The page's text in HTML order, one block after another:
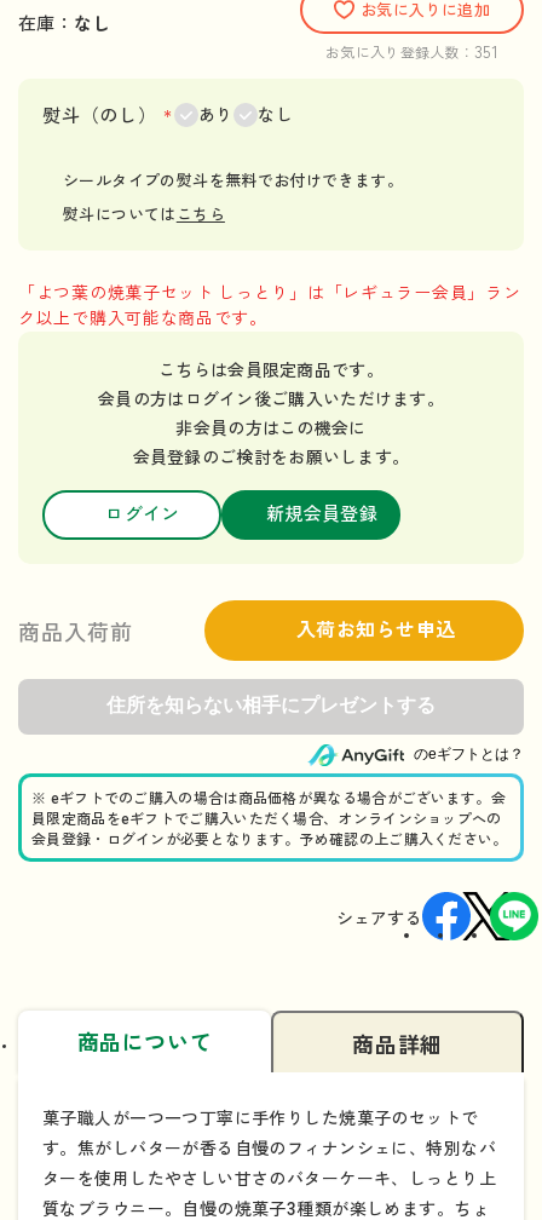
在庫： なし
お気に入りに追加
お気に入り登録人数： 351
熨斗（のし） ＊ あり なし
シールタイプの熨斗を無料でお付けできます。
熨斗については こちら
「よつ葉の焼菓子セット しっとり」は「レギュラー会員」ラン
ク以上で購入可能な商品です。
こちらは会員限定商品です。
会員の方はログイン後ご購入いただけます。
非会員の方はこの機会に
会員登録のご検討をお願いします。
ログイン 新規会員登録
商品入荷前 入荷お知らせ申込
のeギフトとは？
※ eギフトでのご購入の場合は商品価格が異なる場合がございます。会
員限定商品をeギフトでご購入いただく場合、オンラインショップへの
会員登録・ログインが必要となります。予め確認の上ご購入ください。
シェアする
商品について 商品詳細
菓子職人が一つ一つ丁寧に手作りした焼菓子のセットで
す。焦がしバターが香る自慢のフィナンシェに、特別なバ
ターを使用したやさしい甘さのバターケーキ、しっとり上
質なブラウニー。自慢の焼菓子3種類が楽しめます。ちょ